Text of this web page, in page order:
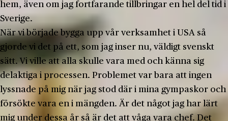
hem, även om jag fortfarande tillbringar en hel del tid i
Sverige.
När vi började bygga upp vår verksamhet i USA så
gjorde vi det på ett, som jag inser nu, väldigt svenskt
sätt. Vi ville att alla skulle vara med och känna sig
delaktiga i processen. Problemet var bara att ingen
lyssnade på mig när jag stod där i mina gympaskor och
försökte vara en i mängden. Är det något jag har lärt
mig under dessa år så är det att våga vara chef. Det